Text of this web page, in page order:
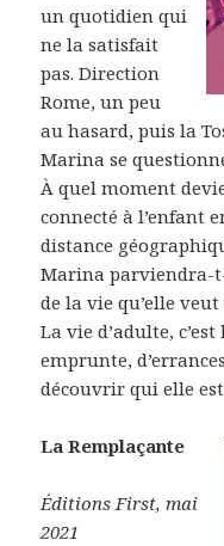
un quotidien qui
ne la satisfait
pas. Direction
Rome, un peu
au hasard, puis la
Marina se
À quel moment
connecté à l’enfant
distance
Marina parviendra-
de la vie qu’elle
La vie d’adulte,
emprunte,
découvrir qui elle
La Remplaçante
Éditions First, mai
2021